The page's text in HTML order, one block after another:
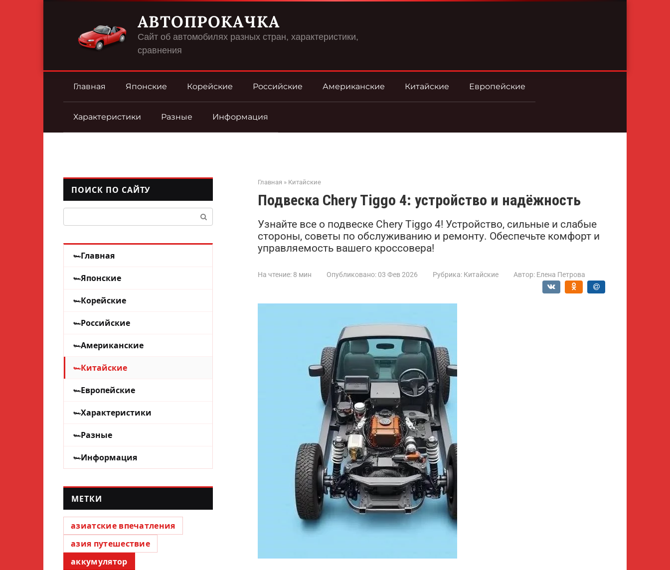
АВТОПРОКАЧКА
Сайт об автомобилях разных стран, характеристики,
сравнения
Главная Японские Корейские Российские Американские Китайские Европейские
Характеристики Разные Информация
Главная » Китайские
Подвеска Chery Tiggo 4: устройство и надёжность
Узнайте все о подвеске Chery Tiggo 4! Устройство, сильные и слабые
стороны, советы по обслуживанию и ремонту. Обеспечьте комфорт и
управляемость вашего кроссовера!
На чтение: 8 мин Опубликовано: 03 Фев 2026 Рубрика: Китайские Автор: Елена Петрова
ПОИСК ПО САЙТУ
Главная
Японские
Корейские
Российские
Американские
Китайские
Европейские
Характеристики
Разные
Информация
МЕТКИ
азиатские впечатления
азия путешествие
аккумулятор